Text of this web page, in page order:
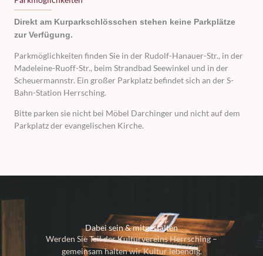
Direkt am Kurparkschlösschen stehen keine Parkplätze
zur Verfügung.
Parkmöglichkeiten finden Sie in der Rudolf-Hanauer-Str., in der
Madeleine-Ruoff-Str., beim Strandbad Seewinkel und in der
Scheuermannstr. Ein großer Parkplatz befindet sich an der S-
Bahn-Station Herrsching.
Bitte parken sie nicht bei Möbel Darchinger und nicht auf dem
Parkplatz der evangelischen Kirche.
Dabei sein & mitgestalten
Werden Sie Teil des Kulturvereins Herrsching –
gemeinsam halten wir Kultur lebendig.